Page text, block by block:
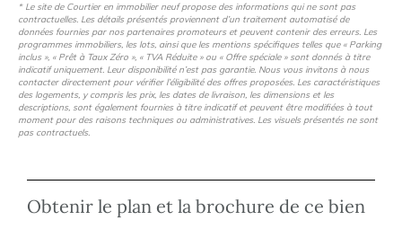
* Le site de Courtier en immobilier neuf propose des informations qui ne sont pas
contractuelles. Les détails présentés proviennent d’un traitement automatisé de
données fournies par nos partenaires promoteurs et peuvent contenir des erreurs. Les
programmes immobiliers, les lots, ainsi que les mentions spécifiques telles que « Parking
inclus », « Prêt à Taux Zéro », « TVA Réduite » ou « Offre spéciale » sont donnés à titre
indicatif uniquement. Leur disponibilité n’est pas garantie. Nous vous invitons à nous
contacter directement pour vérifier l’éligibilité des offres proposées. Les caractéristiques
des logements, y compris les prix, les dates de livraison, les dimensions et les
descriptions, sont également fournies à titre indicatif et peuvent être modifiées à tout
moment pour des raisons techniques ou administratives. Les visuels présentés ne sont
pas contractuels.
Obtenir le plan et la brochure de ce bien